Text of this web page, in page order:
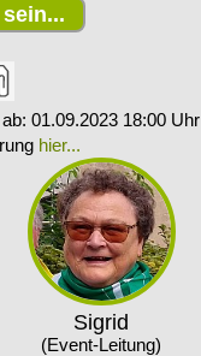
Sigrid
(Event-Leitung)
01.09.2023 18:00 Uhr
hier...